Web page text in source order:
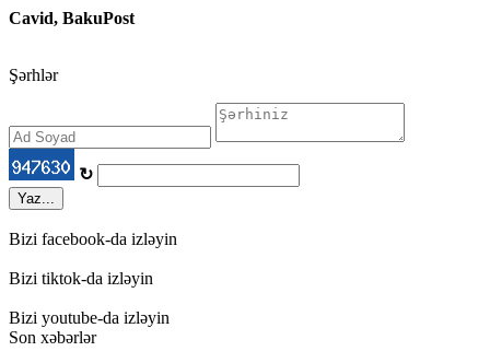
Cavid, BakuPost
Şərhlər
↻
Yaz...
Bizi facebook-da izləyin
Bizi tiktok-da izləyin
Bizi youtube-da izləyin
Son xəbərlər